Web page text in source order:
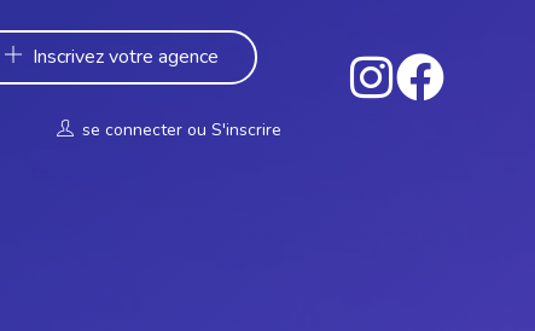
Inscrivez votre agence
se connecter ou S'inscrire